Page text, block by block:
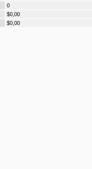
0
$0,00
$0,00